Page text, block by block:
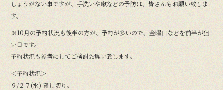
しょうがない事ですが、手洗いや嗽などの予防は、皆さんもお願い致しま
す。
※10月の予約状況も後半の方が、予約が多いので、金曜日などを前半が狙
い目です。
予約状況も参考にしてご検討お願い致します。
＜予約状況＞
９/２７(水) 貸し切り。